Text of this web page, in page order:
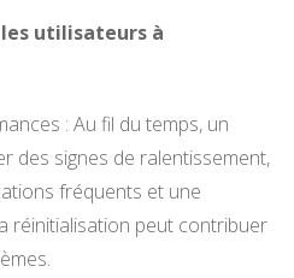
utilisateurs à
: Au fil du temps, un
des signes de ralentissement,
fréquents et une
réinitialisation peut contribuer